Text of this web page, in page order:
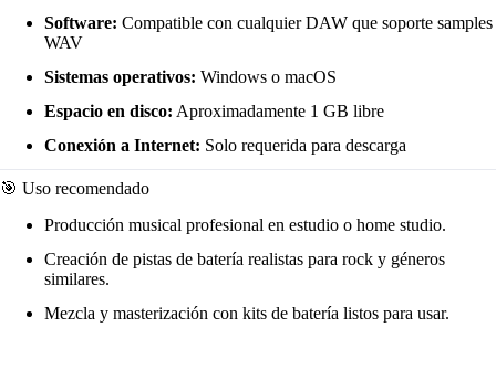
Software: Compatible con cualquier DAW que soporte samples
WAV
Sistemas operativos: Windows o macOS
Espacio en disco: Aproximadamente 1 GB libre
Conexión a Internet: Solo requerida para descarga
🎯 Uso recomendado
Producción musical profesional en estudio o home studio.
Creación de pistas de batería realistas para rock y géneros
similares.
Mezcla y masterización con kits de batería listos para usar.